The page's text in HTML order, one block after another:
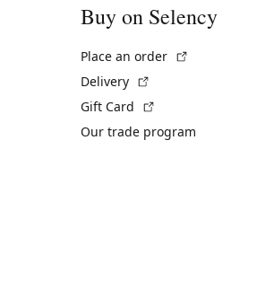
Buy on Selency
Place an order
Delivery
Gift Card
Our trade program